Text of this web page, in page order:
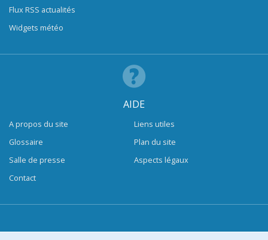
Flux RSS actualités
Widgets météo
AIDE
A propos du site
Glossaire
Salle de presse
Contact
Liens utiles
Plan du site
Aspects légaux